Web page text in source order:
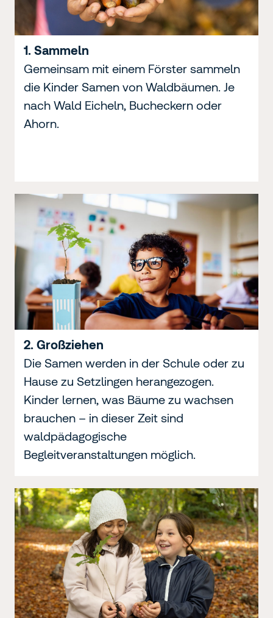
1. Sammeln
Gemeinsam mit einem Förster sammeln
die Kinder Samen von Waldbäumen. Je
nach Wald Eicheln, Bucheckern oder
Ahorn.
2. Großziehen
Die Samen werden in der Schule oder zu
Hause zu Setzlingen herangezogen.
Kinder lernen, was Bäume zu wachsen
brauchen – in dieser Zeit sind
waldpädagogische
Begleitveranstaltungen möglich.